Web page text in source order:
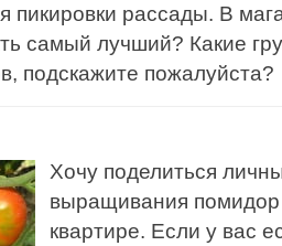
пикировки рассады. В
самый лучший? Какие
подскажите пожалуйста?
Хочу поделиться
выращивания помидор
квартире. Если у вас